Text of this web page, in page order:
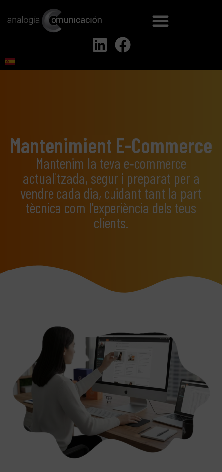
Mantenimient E-Commerce
Mantenim la teva e‑commerce
actualitzada, segur i preparat per a
vendre cada dia, cuidant tant la part
tècnica com l'experiència dels teus
clients.